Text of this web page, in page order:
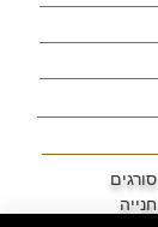
סורגים
חנייה